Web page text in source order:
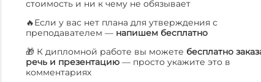
стоимость и ни к чему не обязывает
🔥Если у вас нет плана для утверждения с
преподавателем — напишем бесплатно
🎁 К дипломной работе вы можете бесплатно
речь и презентацию— просто укажите это в
комментариях